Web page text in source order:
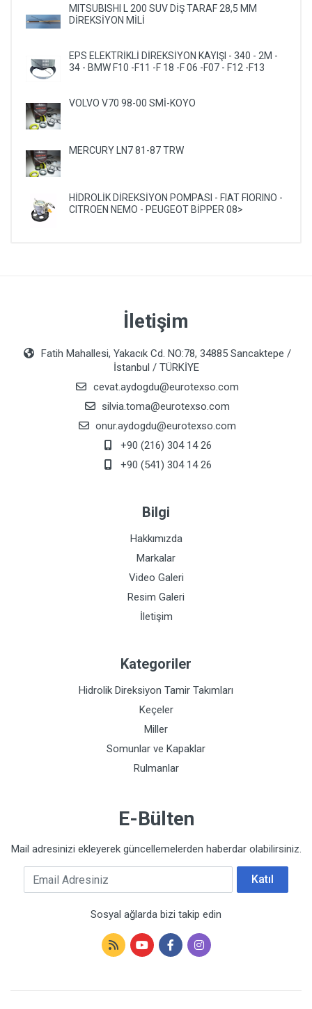
MITSUBISHI L 200 SUV DİŞ TARAF 28,5 MM
DİREKSİYON MİLİ
EPS ELEKTRİKLİ DİREKSİYON KAYIŞI - 340 - 2M -
34 - BMW F10 -F11 -F 18 -F 06 -F07 - F12 -F13
VOLVO V70 98-00 SMİ-KOYO
MERCURY LN7 81-87 TRW
HİDROLİK DİREKSİYON POMPASI - FIAT FIORINO -
CITROEN NEMO - PEUGEOT BİPPER 08>
İletişim
Fatih Mahallesi, Yakacık Cd. NO:78, 34885 Sancaktepe /
İstanbul / TÜRKİYE
cevat.aydogdu@eurotexso.com
silvia.toma@eurotexso.com
onur.aydogdu@eurotexso.com
+90 (216) 304 14 26
+90 (541) 304 14 26
Bilgi
Hakkımızda
Markalar
Video Galeri
Resim Galeri
İletişim
Kategoriler
Hidrolik Direksiyon Tamir Takımları
Keçeler
Miller
Somunlar ve Kapaklar
Rulmanlar
E-Bülten
Mail adresinizi ekleyerek güncellemelerden haberdar olabilirsiniz.
Email Adresiniz Katıl
Sosyal ağlarda bizi takip edin